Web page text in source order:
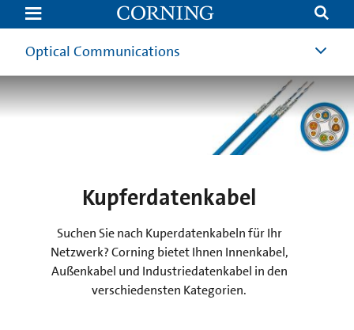
Kupferdatenkabel
Corning
Optical Communications
Kupferdatenkabel
Suchen Sie nach Kuperdatenkabeln für Ihr
Netzwerk? Corning bietet Ihnen Innenkabel,
Außenkabel und Industriedatenkabel in den
verschiedensten Kategorien.